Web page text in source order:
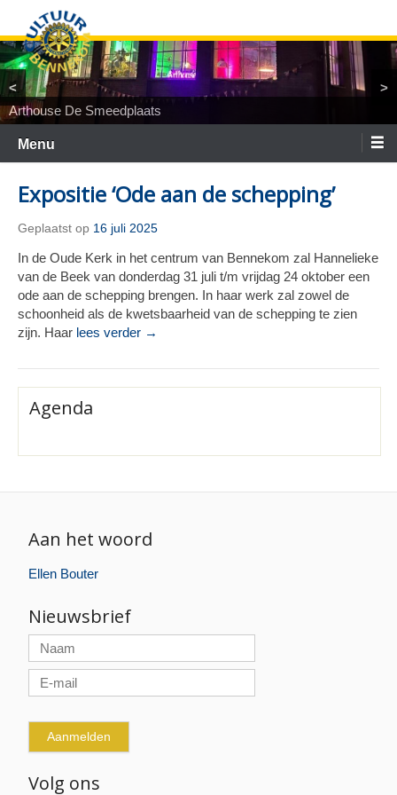
de
inhoud
Arthouse De Smeedplaats
Locatietheater ArtEZ
TiNaNiNaNi
Woest&Bijster
Tineke Roseboom en Peter Bouter
Spelgroep Bennekom. En toen waren er nul
< >
Menu
Expositie ‘Ode aan de schepping’
Geplaatst op 16 juli 2025
In de Oude Kerk in het centrum van Bennekom zal Hannelieke
van de Beek van donderdag 31 juli t/m vrijdag 24 oktober een
ode aan de schepping brengen. In haar werk zal zowel de
schoonheid als de kwetsbaarheid van de schepping te zien
zijn. Haar lees verder →
Agenda
Aan het woord
Ellen Bouter
Nieuwsbrief
Volg ons